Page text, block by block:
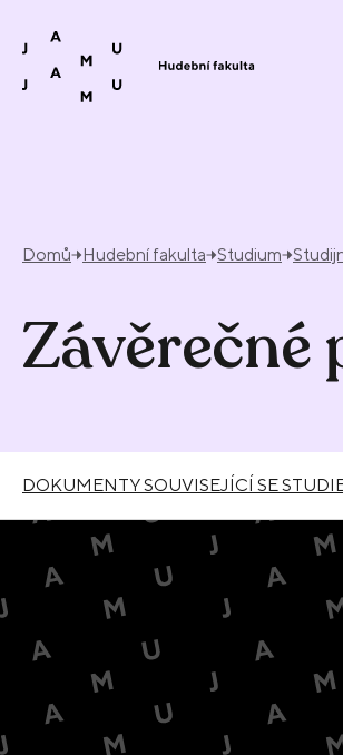
Domů Hudební fakulta Studium
Závěrečné
DOKUMENTY SOUVISEJÍCÍ SE